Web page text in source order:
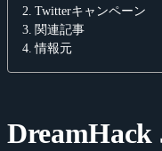
Twitterキャンペーン
関連記事
情報元
DreamHack